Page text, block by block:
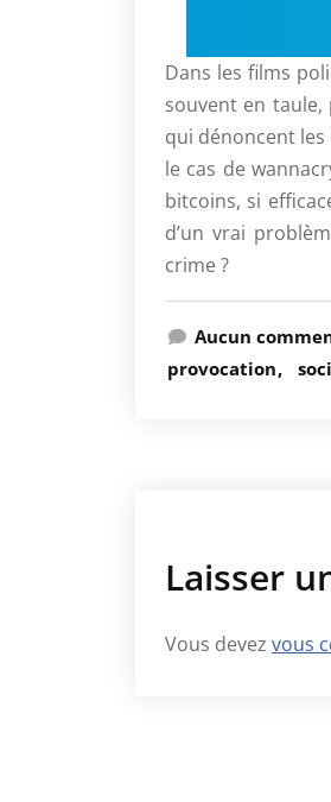
Dans les films
souvent en
qui dénoncent
le cas de
bitcoins, si
d’un vrai
crime ?
Aucun
provocation
Laisser
Vous devez vous